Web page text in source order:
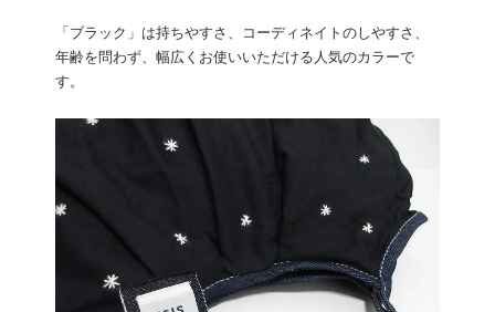
「ブラック」は持ちやすさ、コーディネイトのしやすさ、
年齢を問わず、幅広くお使いいただける人気のカラーで
す。